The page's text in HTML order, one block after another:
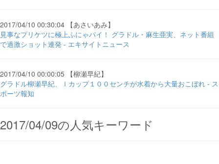
2017/04/10 00:30:04 【あさいあみ】
見事なプリケツに極上ふにゃパイ！ グラドル・麻生亜実、ネット番組
で過激ショット連発 - エキサイトニュース
2017/04/10 00:00:05 【柳瀬早紀】
グラドル柳瀬早紀、Ｉカップ１００センチが水着から大量おこぼれ - ス
ポーツ報知
2017/04/09の人気キーワード